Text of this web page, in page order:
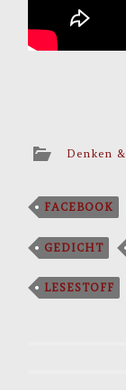
Denken
FACEBOOK
GEDICHT
LESESTOFF